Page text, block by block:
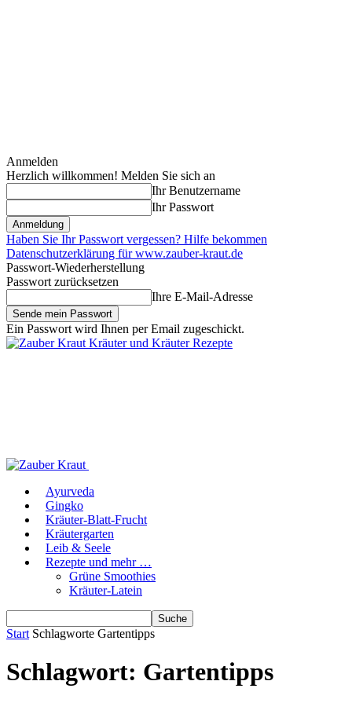
Anmelden
Herzlich willkommen! Melden Sie sich an
Ihr Benutzername
Ihr Passwort
Haben Sie Ihr Passwort vergessen? Hilfe bekommen
Datenschutzerklärung für www.zauber-kraut.de
Passwort-Wiederherstellung
Passwort zurücksetzen
Ihre E-Mail-Adresse
Ein Passwort wird Ihnen per Email zugeschickt.
Kräuter und Kräuter Rezepte
Ayurveda
Gingko
Kräuter-Blatt-Frucht
Kräutergarten
Leib & Seele
Rezepte und mehr …
Grüne Smoothies
Kräuter-Latein
Start Schlagworte Gartentipps
Schlagwort: Gartentipps